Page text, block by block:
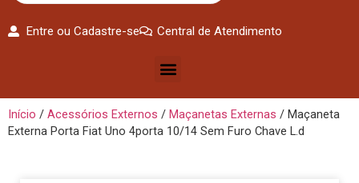
Entre ou Cadastre-se Central de Atendimento
Início / Acessórios Externos / Maçanetas Externas / Maçaneta
Externa Porta Fiat Uno 4porta 10/14 Sem Furo Chave L.d